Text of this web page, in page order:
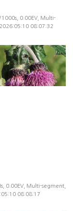
1000s, 0.00EV, Multi-
08:07:32
0.00EV, Multi-segment,
08:08:17